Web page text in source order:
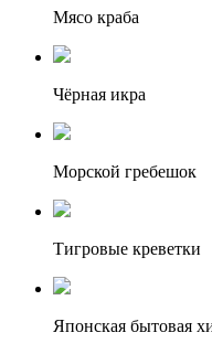
Мясо краба
Чёрная икра
Морской гребешок
Тигровые креветки
Японская бытовая